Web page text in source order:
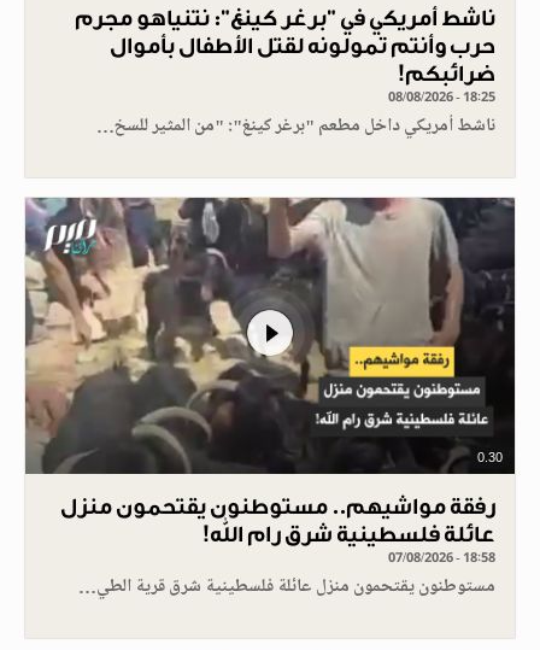
ناشط أمريكي في "برغر كينغ": نتنياهو مجرم
حرب وأنتم تمولونه لقتل الأطفال بأموال
ضرائبكم!
08/08/2026 - 18:25
ناشط أمريكي داخل مطعم "برغر كينغ": "من المثير للسخ…
0.30
رفقة مواشيهم.. مستوطنون يقتحمون منزل
عائلة فلسطينية شرق رام الله!
07/08/2026 - 18:58
مستوطنون يقتحمون منزل عائلة فلسطينية شرق قرية الطي…